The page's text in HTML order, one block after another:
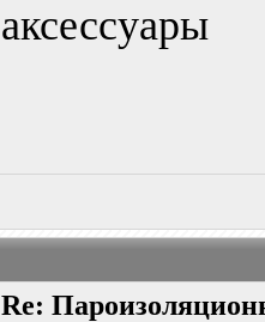
аксессуары
Re: